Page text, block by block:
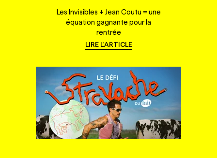
Les Invisibles + Jean Coutu = une
équation gagnante pour la
rentrée
LIRE L'ARTICLE